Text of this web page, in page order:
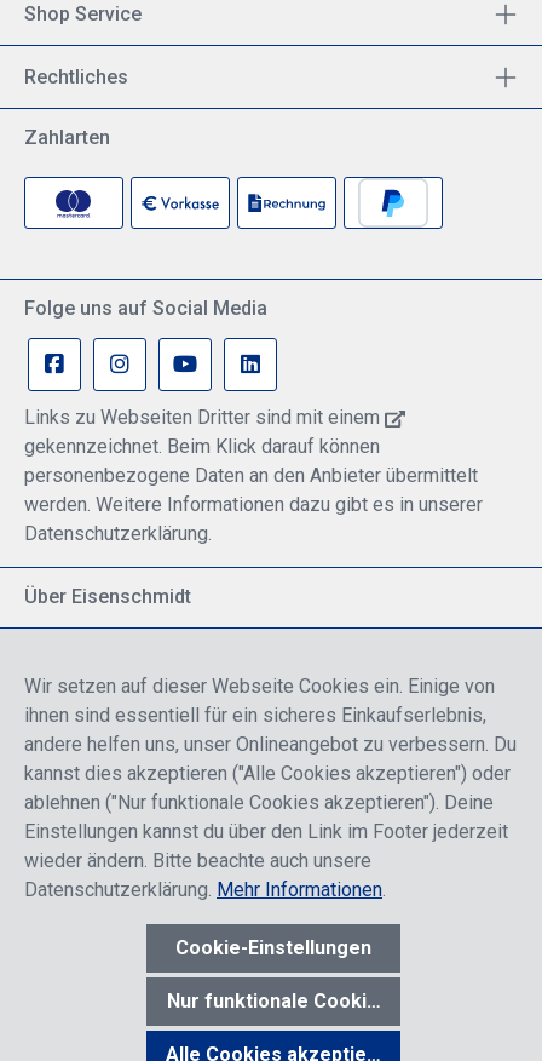
Shop Service
Rechtliches
Zahlarten
Folge uns auf Social Media
Links zu Webseiten Dritter sind mit einem
gekennzeichnet. Beim Klick darauf können
personenbezogene Daten an den Anbieter übermittelt
werden. Weitere Informationen dazu gibt es in unserer
Datenschutzerklärung.
Über Eisenschmidt
Breite Palette von Luftfahrtprodukten
Fokus auf Pilotenausbildung
Sicher einkaufen
* Alle Preise sind einschließlich der Rabatte, die je nach Login,
entweder für Endkunden oder Händler gelten und inklusive
gesetzl. Mehrwertsteuer zzgl.Versandkostenwenn nicht anders
angegeben.
Werkzeugleiste anzeigen
Wir setzen auf dieser Webseite Cookies ein. Einige von
ihnen sind essentiell für ein sicheres Einkaufserlebnis,
andere helfen uns, unser Onlineangebot zu verbessern. Du
kannst dies akzeptieren ("Alle Cookies akzeptieren") oder
ablehnen ("Nur funktionale Cookies akzeptieren"). Deine
Einstellungen kannst du über den Link im Footer jederzeit
wieder ändern. Bitte beachte auch unsere
Datenschutzerklärung. Mehr Informationen.
Cookie-Einstellungen
Nur funktionale Cookies akzeptieren
Alle Cookies akzeptieren